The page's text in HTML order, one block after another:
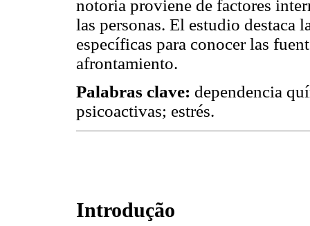
notoria proviene de factores
las personas. El estudio destaca
específicas para conocer las
afrontamiento.
Palabras clave: dependencia
psicoactivas; estrés.
Introdução